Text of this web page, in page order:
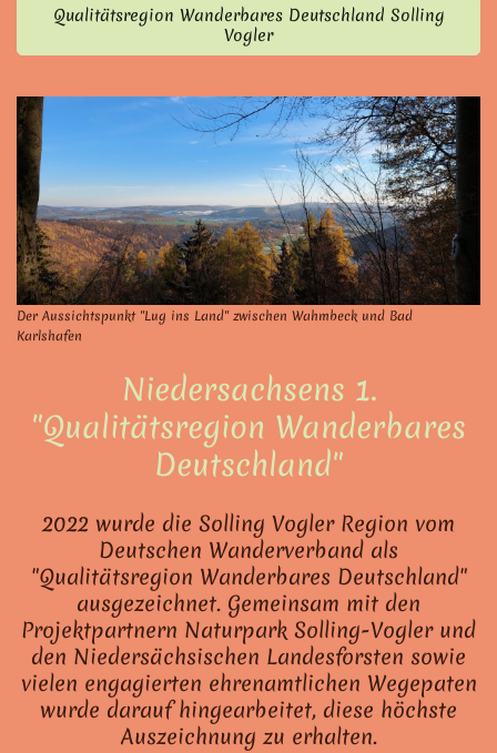
Qualitätsregion Wanderbares Deutschland Solling
Vogler
Der Aussichtspunkt "Lug ins Land" zwischen Wahmbeck und Bad
Karlshafen
Niedersachsens 1.
"Qualitätsregion Wanderbares
Deutschland"
2022 wurde die Solling Vogler Region vom
Deutschen Wanderverband als
"Qualitätsregion Wanderbares Deutschland"
ausgezeichnet. Gemeinsam mit den
Projektpartnern Naturpark Solling-Vogler und
den Niedersächsischen Landesforsten sowie
vielen engagierten ehrenamtlichen Wegepaten
wurde darauf hingearbeitet, diese höchste
Auszeichnung zu erhalten.